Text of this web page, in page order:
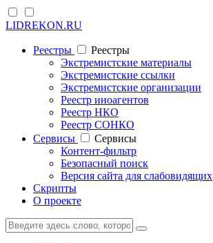
LIDREKON.RU
Реестры
Реестры
Экстремистские материалы
Экстремистские ссылки
Экстремистские организации
Реестр иноагентов
Реестр НКО
Реестр СОНКО
Cервисы
Cервисы
Контент-фильтр
Безопасный поиск
Версия сайта для слабовидящих
Скрипты
О проекте